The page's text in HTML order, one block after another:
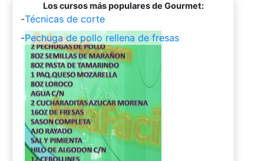
Los cursos más populares de Gourmet:
-Técnicas de corte
-Pechuga de pollo rellena de fresas